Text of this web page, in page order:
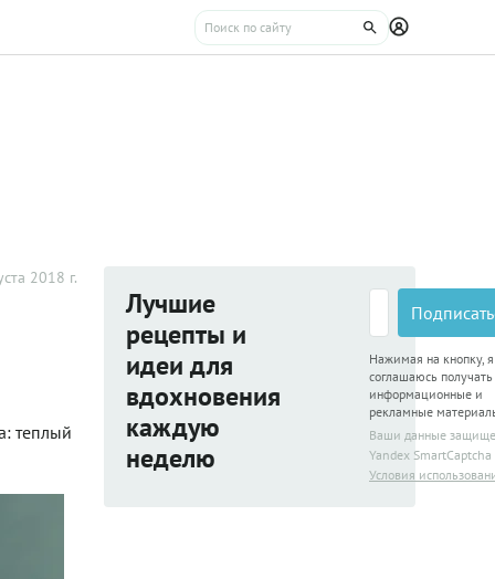
2018 г.
теплый
Лучшие
рецепты и
идеи для
вдохновения
каждую
неделю
Нажимая на кнопку, я
соглашаюсь получать
информационные и
рекламные
Ваши данные
Yandex SmartCaptcha
Условия